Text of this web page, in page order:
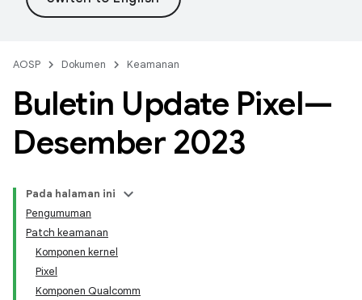
AOSP Dokumen Keamanan
Buletin Update Pixel—
Desember 2023
Pada halaman ini
Pengumuman
Patch keamanan
Komponen kernel
Pixel
Komponen Qualcomm